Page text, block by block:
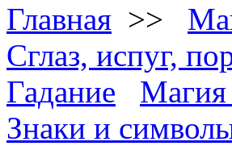
Главная >>
Сглаз, испуг,
Гадание
Магия
Знаки и